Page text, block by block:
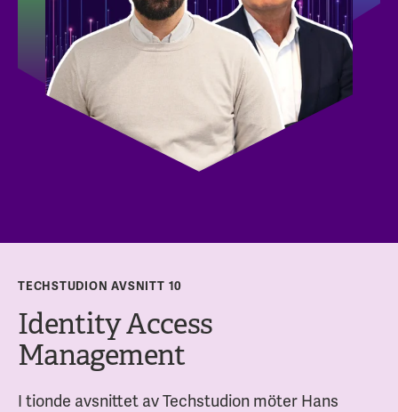
TECHSTUDION AVSNITT 10
Identity Access
Management
I tionde avsnittet av Techstudion möter Hans